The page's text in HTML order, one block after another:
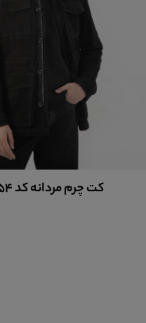
کت چرم مردانه کد PCM154